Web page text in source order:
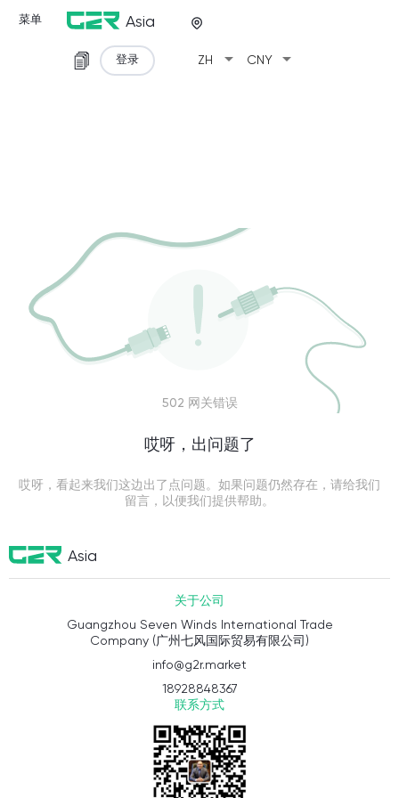
菜单 Asia
ZH arrow_drop_down CNY arrow_drop_down
登录
502 网关错误
哎呀，出问题了
哎呀，看起来我们这边出了点问题。如果问题仍然存在，请给我们
留言，以便我们提供帮助。
Asia
关于公司
Guangzhou Seven Winds International Trade
Company (广州七风国际贸易有限公司)
info@g2r.market
18928848367
联系方式